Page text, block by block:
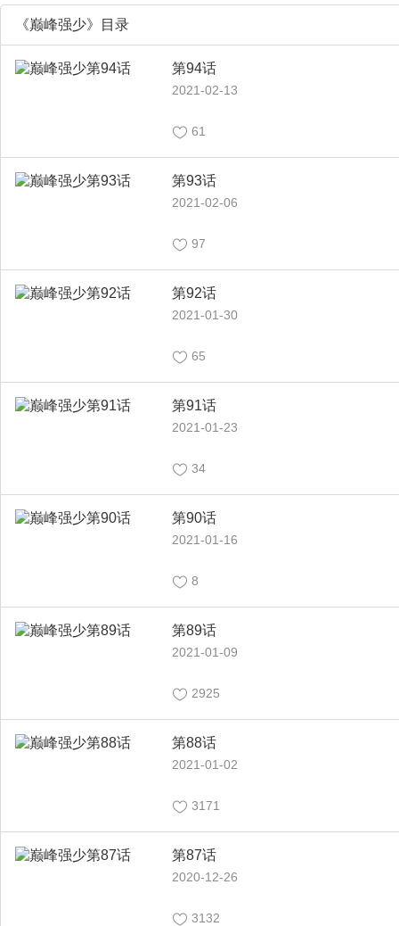
《巅峰强少》目录
第94话
2021-02-13
61
第93话
2021-02-06
97
第92话
2021-01-30
65
第91话
2021-01-23
34
第90话
2021-01-16
8
第89话
2021-01-09
2925
第88话
2021-01-02
3171
第87话
2020-12-26
3132